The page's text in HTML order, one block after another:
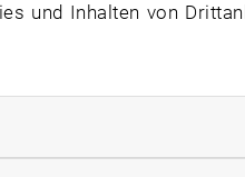
Automotive Electronics
weltweit.
Fach- und
und Inhalten von